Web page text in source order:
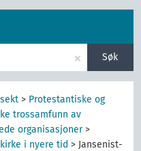
× Søk
> Protestantiske og
trossamfunn av
organisasjoner>
i nyere tid > Jansenist-